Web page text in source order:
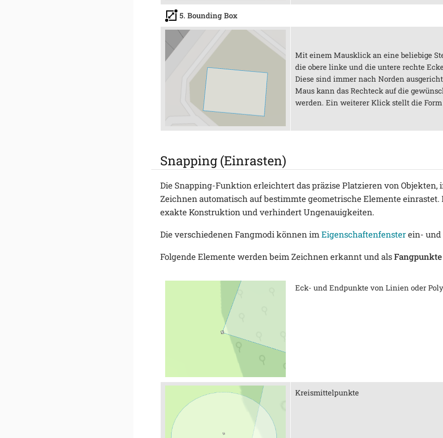
5. Bounding Box
Mit einem Mausklick an eine beliebige
die obere linke und die untere rechte
Diese sind immer nach Norden
Maus kann das Rechteck auf die
werden. Ein weiterer Klick stellt die
Snapping (Einrasten)
Die Snapping-Funktion erleichtert das präzise Platzieren von Objekten,
Zeichnen automatisch auf bestimmte geometrische Elemente einrastet.
exakte Konstruktion und verhindert Ungenauigkeiten.
Die verschiedenen Fangmodi können imEigenschaftenfensterein- und
Folgende Elemente werden beim Zeichnen erkannt und alsFangpunkte
Eck- und Endpunkte von Linien oder
Kreismittelpunkte